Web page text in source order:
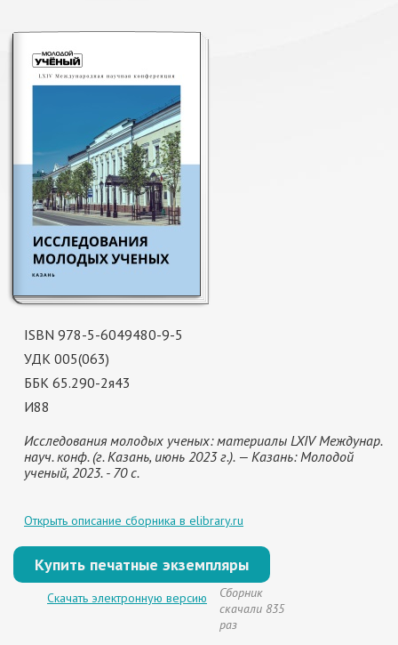
ISBN 978-5-6049480-9-5
УДК 005(063)
ББК 65.290-2я43
И88
Исследования молодых ученых: материалы LXIV Междунар.
науч. конф. (г. Казань, июнь 2023 г.). — Казань: Молодой
ученый, 2023. - 70 с.
Открыть описание сборника в elibrary.ru
Купить печатные экземпляры
Скачать электронную версию
Сборник
скачали 835
раз